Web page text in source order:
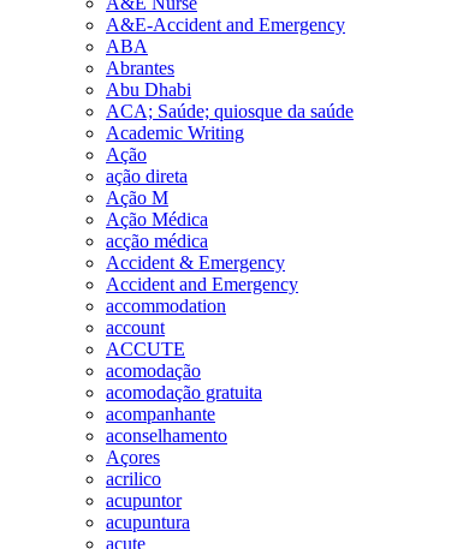
A&E-Accident and Emergency
ABA
Abrantes
Abu Dhabi
ACA; Saúde; quiosque da saúde
Academic Writing
Ação
ação direta
Ação M
Ação Médica
acção médica
Accident & Emergency
Accident and Emergency
accommodation
account
ACCUTE
acomodação
acomodação gratuita
acompanhante
aconselhamento
Açores
acrilico
acupuntor
acupuntura
acute